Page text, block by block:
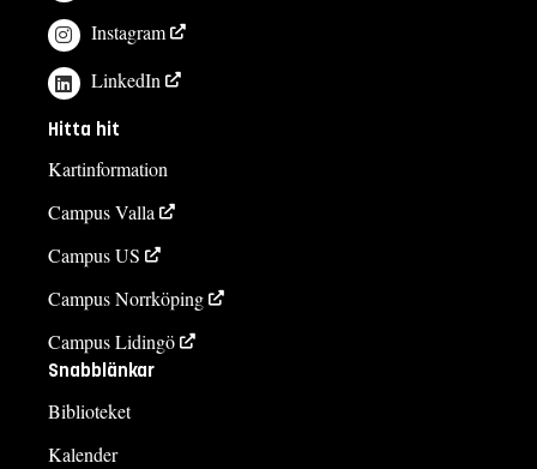
Instagram
LinkedIn
Hitta hit
Kartinformation
Campus Valla
Campus US
Campus Norrköping
Campus Lidingö
Snabblänkar
Biblioteket
Kalender